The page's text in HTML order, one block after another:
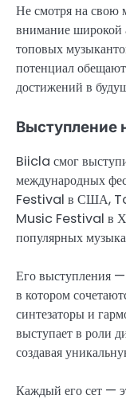
Не смотря на свою
внимание широкой
топовых
потенциал
достижений в
Выступление
Biicla смог
международных
Festival в США,
Music Festival в
популярных
Его выступления
в котором
синтезаторы и
выступает в роли
создавая
Каждый его сет —